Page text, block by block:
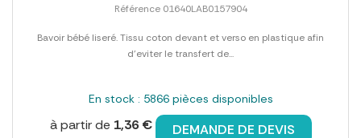
Référence 01640LAB0157904
Bavoir bébé liseré. Tissu coton devant et verso en plastique afin
d'eviter le transfert de...
En stock : 5866 pièces disponibles
à partir de 1,36 € DEMANDE DE DEVIS